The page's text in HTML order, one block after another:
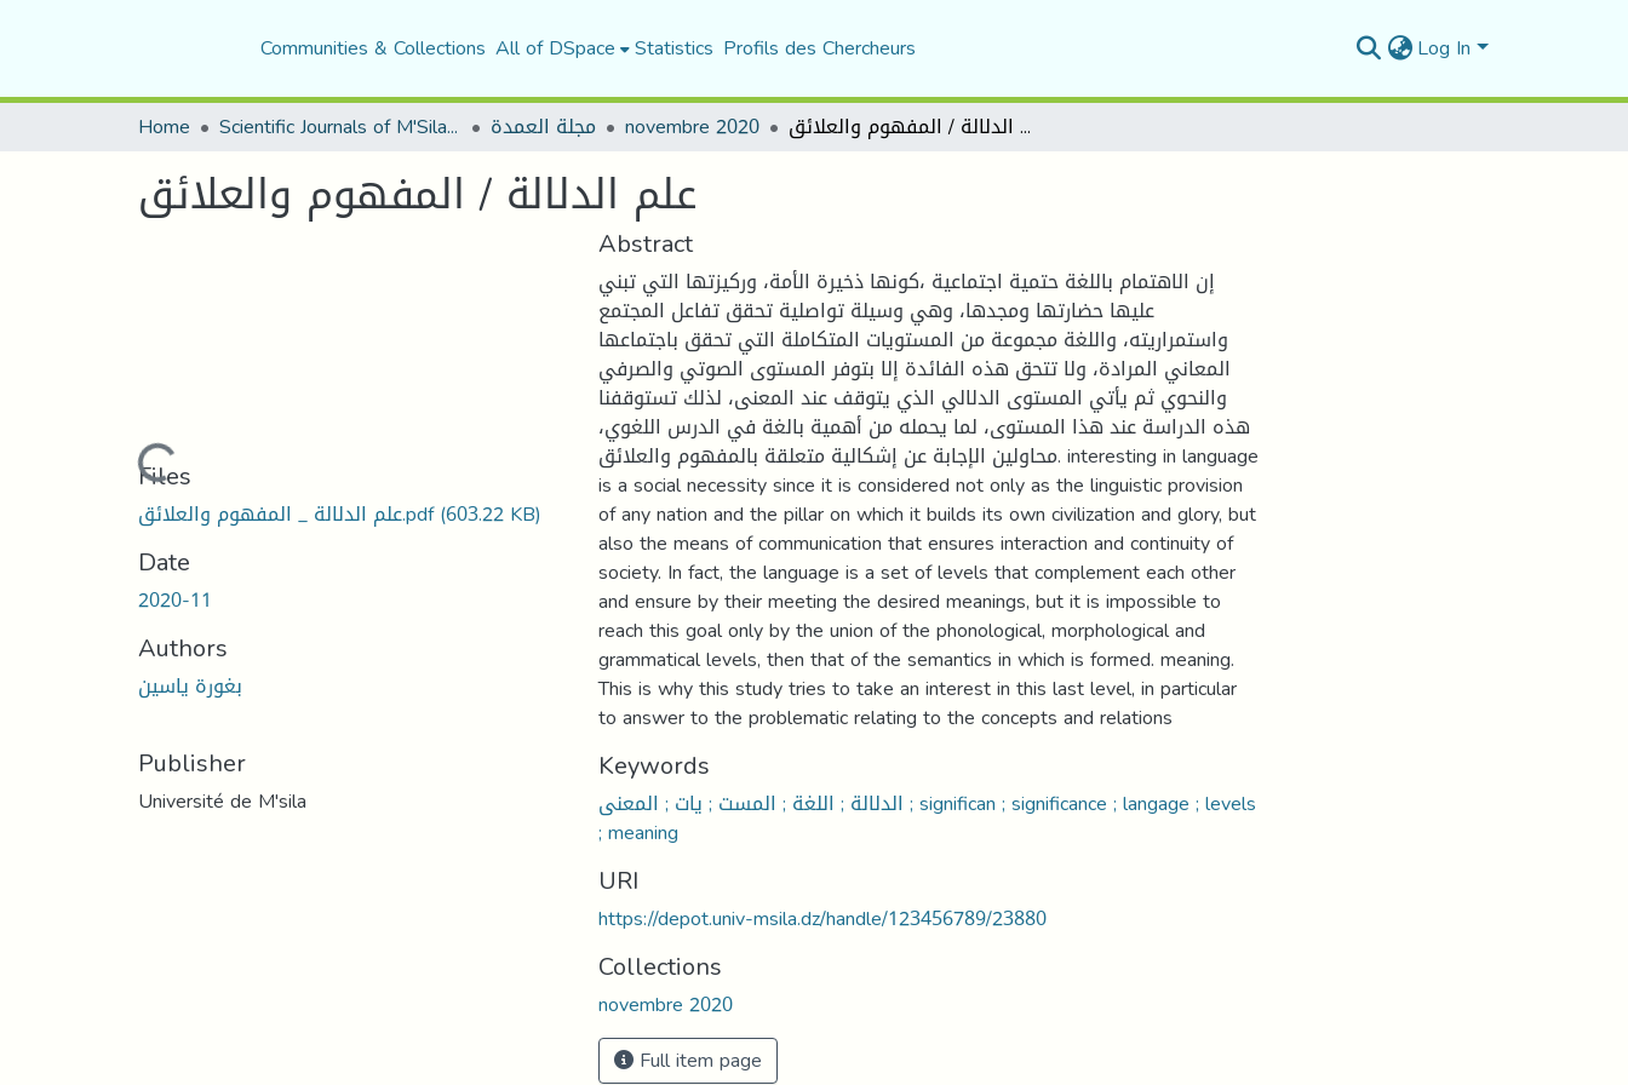
Communities & Collections All of DSpace Statistics Profils des Chercheurs Log In
Home Scientific Journals of M'Sila University مجلة العمدة novembre 2020 علم الدلالة / المفهوم والعلائق
علم الدلالة / المفهوم والعلائق
Loading...
Files
علم الدلالة _ المفهوم والعلائق.pdf(603.22 KB)
Date
2020-11
Authors
بغورة ياسين
Publisher
Université de M'sila
Abstract
إن الاهتمام باللغة حتمية اجتماعية ،كونها ذخيرة الأمة، وركيزتها التي تبني
عليها حضارتها ومجدها، وهي وسيلة تواصلية تحقق تفاعل المجتمع
واستمراريته، واللغة مجموعة من المستويات المتكاملة التي تحقق باجتماعها
المعاني المرادة، ولا تتحق هذه الفائدة إلا بتوفر المستوى الصوتي والصرفي
والنحوي ثم يأتي المستوى الدلالي الذي يتوقف عند المعنى، لذلك تستوقفنا
هذه الدراسة عند هذا المستوى، لما يحمله من أهمية بالغة في الدرس اللغوي،
محاولين الإجابة عن إشكالية متعلقة بالمفهوم والعلائق. interesting in language
is a social necessity since it is considered not only as the linguistic provision
of any nation and the pillar on which it builds its own civilization and glory, but
also the means of communication that ensures interaction and continuity of
society. In fact, the language is a set of levels that complement each other
and ensure by their meeting the desired meanings, but it is impossible to
reach this goal only by the union of the phonological, morphological and
grammatical levels, then that of the semantics in which is formed. meaning.
This is why this study tries to take an interest in this last level, in particular
to answer to the problematic relating to the concepts and relations
Keywords
الدلالة ; اللغة ; المست ; يات ; المعنى ; significan ; significance ; langage ; levels
; meaning
URI
https://depot.univ-msila.dz/handle/123456789/23880
Collections
novembre 2020
Full item page